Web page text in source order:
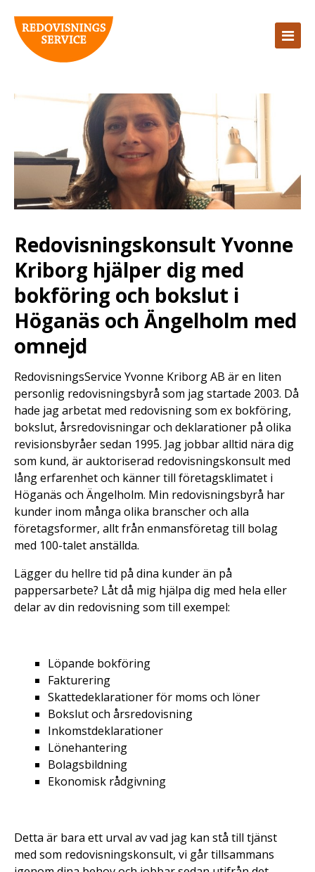
Redovisningskonsult Yvonne
Kriborg hjälper dig med
bokföring och bokslut i
Höganäs och Ängelholm med
omnejd
RedovisningsService Yvonne Kriborg AB är en liten
personlig redovisningsbyrå som jag startade 2003. Då
hade jag arbetat med redovisning som ex bokföring,
bokslut, årsredovisningar och deklarationer på olika
revisionsbyråer sedan 1995. Jag jobbar alltid nära dig
som kund, är auktoriserad redovisningskonsult med
lång erfarenhet och känner till företagsklimatet i
Höganäs och Ängelholm. Min redovisningsbyrå har
kunder inom många olika branscher och alla
företagsformer, allt från enmansföretag till bolag
med 100-talet anställda.
Lägger du hellre tid på dina kunder än på
pappersarbete? Låt då mig hjälpa dig med hela eller
delar av din redovisning som till exempel:
Löpande bokföring
Fakturering
Skattedeklarationer för moms och löner
Bokslut och årsredovisning
Inkomstdeklarationer
Lönehantering
Bolagsbildning
Ekonomisk rådgivning
Detta är bara ett urval av vad jag kan stå till tjänst
med som redovisningskonsult, vi går tillsammans